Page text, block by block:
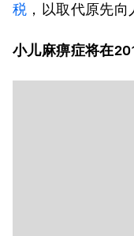
税 ，以取代原先
小儿麻痹症将在